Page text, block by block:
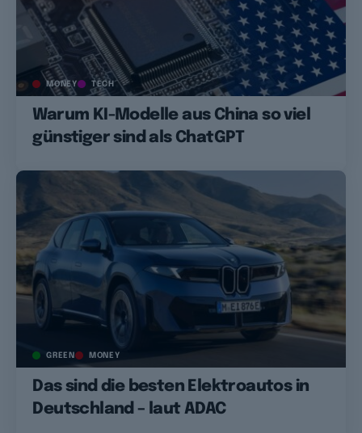
MONEY TECH
Warum KI-Modelle aus China so viel
günstiger sind als ChatGPT
GREEN MONEY
Das sind die besten Elektroautos in
Deutschland – laut ADAC